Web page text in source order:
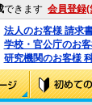
できます 会員登録(
法人のお客様 請求
学校・官公庁のお
研究機関のお客様